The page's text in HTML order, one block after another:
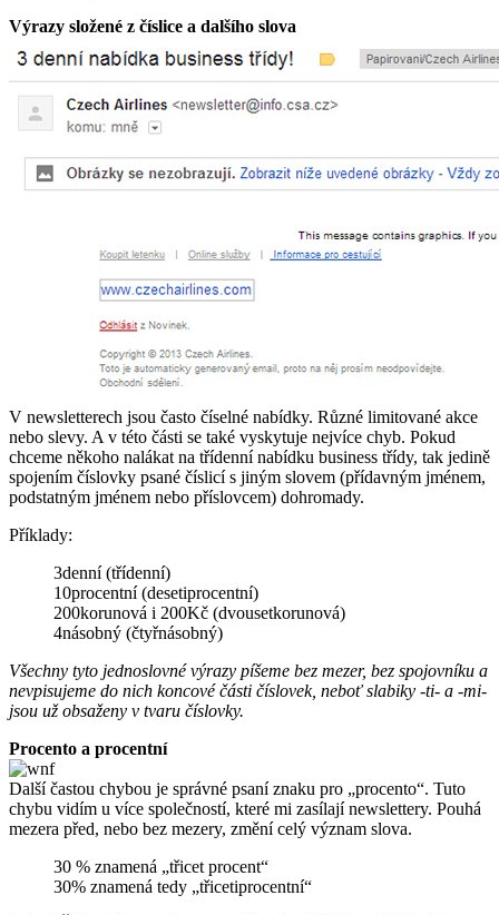
Výrazy složené z číslice a dalšího slova
V newsletterech jsou často číselné nabídky. Různé limitované akce
nebo slevy. A v této části se také vyskytuje nejvíce chyb. Pokud
chceme někoho nalákat na třídenní nabídku business třídy, tak jedině
spojením číslovky psané číslicí s jiným slovem (přídavným jménem,
podstatným jménem nebo příslovcem) dohromady.
Příklady:
3denní (třídenní)
10procentní (desetiprocentní)
200korunová i 200Kč (dvousetkorunová)
4násobný (čtyřnásobný)
Všechny tyto jednoslovné výrazy píšeme bez mezer, bez spojovníku a
nevpisujeme do nich koncové části číslovek, neboť slabiky -ti- a -mi-
jsou už obsaženy v tvaru číslovky.
Procento a procentní
Další častou chybou je správné psaní znaku pro „procento“. Tuto
chybu vidím u více společností, které mi zasílají newslettery. Pouhá
mezera před, nebo bez mezery, změní celý význam slova.
30 % znamená „třicet procent“
30% znamená tedy „třicetiprocentní“